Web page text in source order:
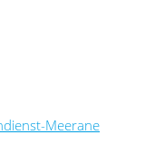
Meerane